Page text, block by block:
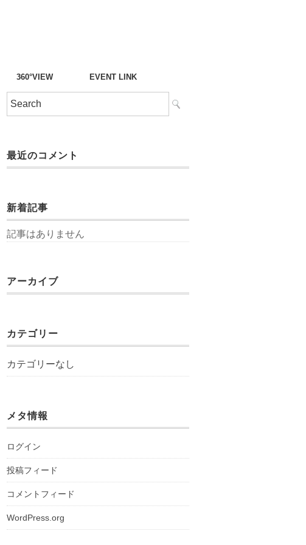
360°VIEW EVENT LINK
最近のコメント
新着記事
記事はありません
アーカイブ
カテゴリー
カテゴリーなし
メタ情報
ログイン
投稿フィード
コメントフィード
WordPress.org